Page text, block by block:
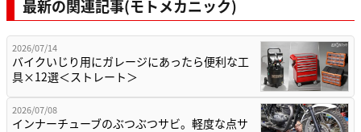
最新の関連記事(モトメカニック)
2026/07/14
バイクいじり用にガレージにあったら便利な工
具×12選＜ストレート＞
2026/07/08
インナーチューブのぶつぶつサビ。軽度な点サ